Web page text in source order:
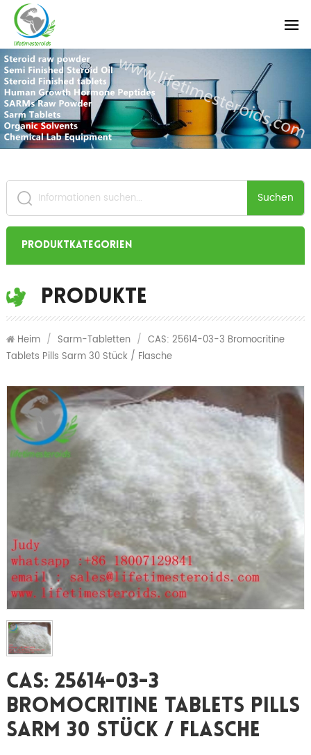
Suchen
Produktkategorien
Produkte
Heim / Sarm-Tabletten / CAS: 25614-03-3 Bromocritine
Tablets Pills Sarm 30 Stück / Flasche
CAS: 25614-03-3
Bromocritine Tablets Pills
Sarm 30 Stück / Flasche